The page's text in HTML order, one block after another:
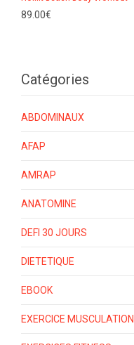
89.00€
Catégories
ABDOMINAUX
AFAP
AMRAP
ANATOMINE
DEFI 30 JOURS
DIETETIQUE
EBOOK
EXERCICE MUSCULATION